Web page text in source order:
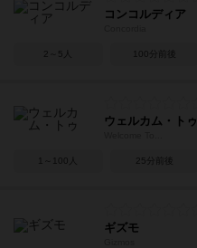
コンコルディア
2～5人 100分前後
ウェルカム・トゥ
1～100人 25分前後
ギズモ